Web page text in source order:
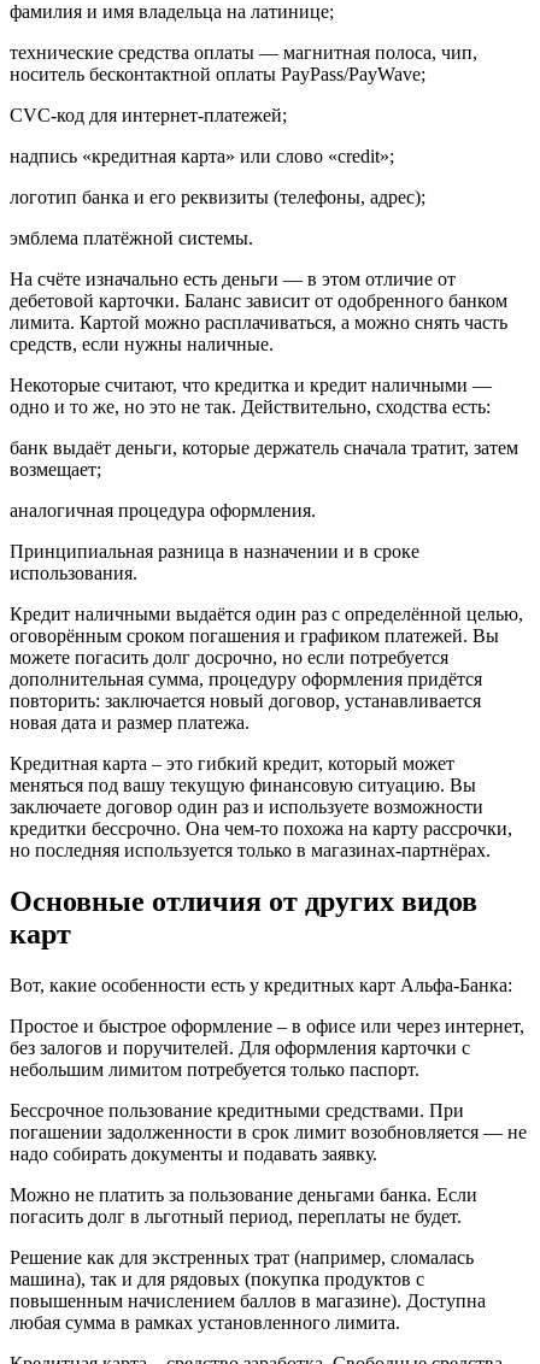
фамилия и имя владельца на латинице;
технические средства оплаты — магнитная полоса, чип,
носитель бесконтактной оплаты PayPass/PayWave;
CVC-код для интернет-платежей;
надпись «кредитная карта» или слово «credit»;
логотип банка и его реквизиты (телефоны, адрес);
эмблема платёжной системы.
На счёте изначально есть деньги — в этом отличие от
дебетовой карточки. Баланс зависит от одобренного банком
лимита. Картой можно расплачиваться, а можно снять часть
средств, если нужны наличные.
Некоторые считают, что кредитка и кредит наличными —
одно и то же, но это не так. Действительно, сходства есть:
банк выдаёт деньги, которые держатель сначала тратит, затем
возмещает;
аналогичная процедура оформления.
Принципиальная разница в назначении и в сроке
использования.
Кредит наличными выдаётся один раз с определённой целью,
оговорённым сроком погашения и графиком платежей. Вы
можете погасить долг досрочно, но если потребуется
дополнительная сумма, процедуру оформления придётся
повторить: заключается новый договор, устанавливается
новая дата и размер платежа.
Кредитная карта – это гибкий кредит, который может
меняться под вашу текущую финансовую ситуацию. Вы
заключаете договор один раз и используете возможности
кредитки бессрочно. Она чем-то похожа на карту рассрочки,
но последняя используется только в магазинах-партнёрах.
Основные отличия от других видов
карт
Вот, какие особенности есть у кредитных карт Альфа-Банка:
Простое и быстрое оформление – в офисе или через интернет,
без залогов и поручителей. Для оформления карточки с
небольшим лимитом потребуется только паспорт.
Бессрочное пользование кредитными средствами. При
погашении задолженности в срок лимит возобновляется — не
надо собирать документы и подавать заявку.
Можно не платить за пользование деньгами банка. Если
погасить долг в льготный период, переплаты не будет.
Решение как для экстренных трат (например, сломалась
машина), так и для рядовых (покупка продуктов с
повышенным начислением баллов в магазине). Доступна
любая сумма в рамках установленного лимита.